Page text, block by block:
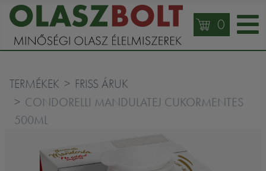
0
TERMÉKEK FRISS ÁRUK
CONDORELLI MANDULATEJ CUKORMENTES
500ML